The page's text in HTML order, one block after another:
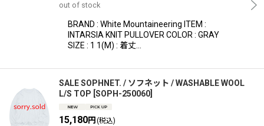
out of stock
BRAND : White Mountaineering ITEM :
INTARSIA KNIT PULLOVER COLOR : GRAY
SIZE : 1 1(M) : 着丈…
SALE SOPHNET. / ソフネット / WASHABLE WOOL
L/S TOP SOPH-250060
15,180円 (税込)